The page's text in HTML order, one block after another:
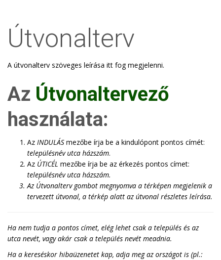
Útvonalterv
A útvonalterv szöveges leírása itt fog megjelenni.
Az Útvonaltervező
használata:
Az INDULÁS mezőbe írja be a kindulópont pontos címét:
településnév utca házszám.
Az ÚTICÉL mezőbe írja be az érkezés pontos címet:
településnév utca házszám.
Az Útvonaltervgombot megnyomva a térképen megjelenik a
tervezett útvonal, a térkép alatt az útvonal részletes leírása.
Ha nem tudja a pontos címet, elég lehet csak a település és az
utca nevét, vagy akár csak a település nevét meadnia.
Ha a kereséskor hibaüzenetet kap, adja meg az országot is (pl.: